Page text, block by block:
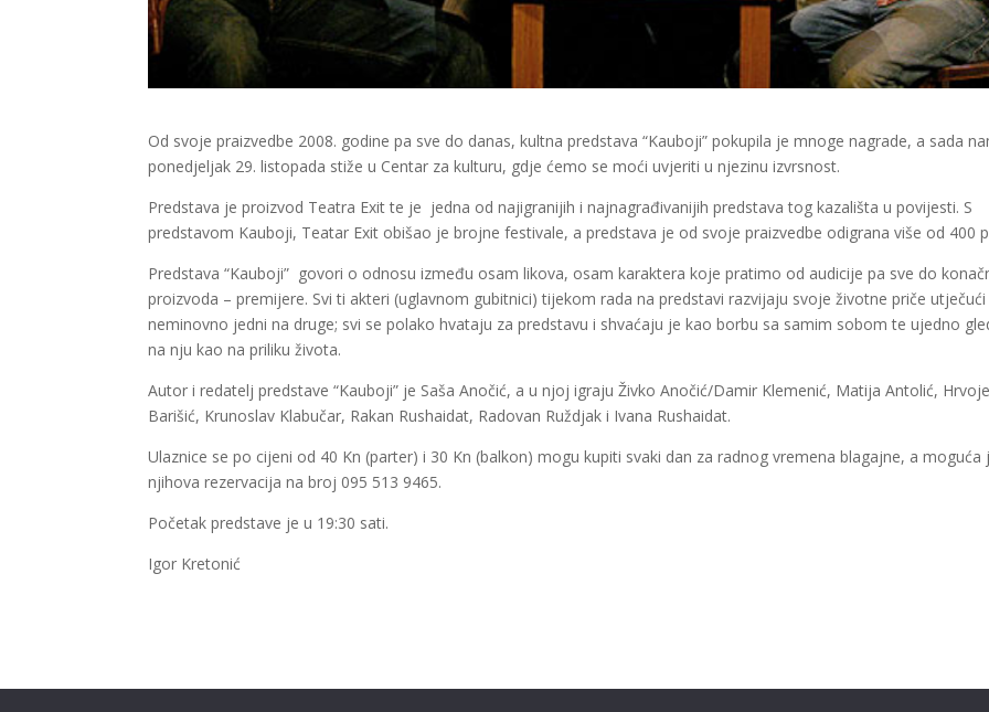
Od svoje praizvedbe 2008. godine pa sve do danas, kultna predstava “Kauboji” pokupila je mnoge nagrade, a sada
ponedjeljak 29. listopada stiže u Centar za kulturu, gdje ćemo se moći uvjeriti u njezinu izvrsnost.
Predstava je proizvod Teatra Exit te je jedna od najigranijih i najnagrađivanijih predstava tog kazališta u povijesti. S
predstavom Kauboji, Teatar Exit obišao je brojne festivale, a predstava je od svoje praizvedbe odigrana više od 400
Predstava “Kauboji” govori o odnosu između osam likova, osam karaktera koje pratimo od audicije pa sve do
proizvoda – premijere. Svi ti akteri (uglavnom gubitnici) tijekom rada na predstavi razvijaju svoje životne priče utječući
neminovno jedni na druge; svi se polako hvataju za predstavu i shvaćaju je kao borbu sa samim sobom te ujedno
na nju kao na priliku života.
Autor i redatelj predstave “Kauboji” je Saša Anočić, a u njoj igraju Živko Anočić/Damir Klemenić, Matija Antolić,
Barišić, Krunoslav Klabučar, Rakan Rushaidat, Radovan Ruždjak i Ivana Rushaidat.
Ulaznice se po cijeni od 40 Kn (parter) i 30 Kn (balkon) mogu kupiti svaki dan za radnog vremena blagajne, a moguća
njihova rezervacija na broj 095 513 9465.
Početak predstave je u 19:30 sati.
Igor Kretonić